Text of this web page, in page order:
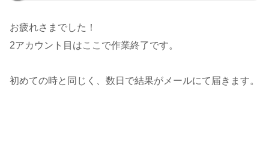
お疲れさまでした！
2アカウント目はここで作業終了です。
初めての時と同じく、数日で結果がメールにて届きます。